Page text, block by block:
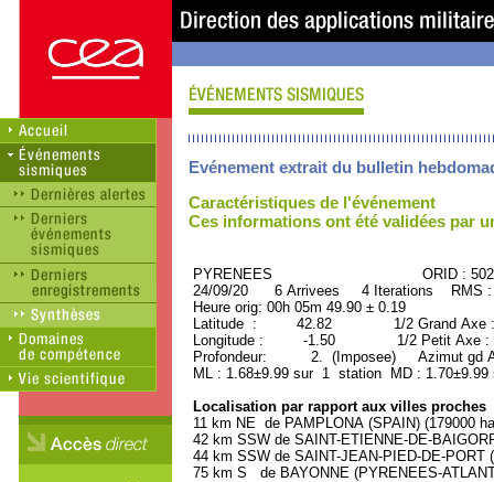
Evénement extrait du bulletin
Caractéristiques de l'événement
Ces informations ont été validées par
PYRENEES ORID :
24/09/20 6 Arrivees 4 Iterations RMS
Heure orig: 00h 05m 49.90 ± 0.19
Latitude : 42.82 1/2 Grand Axe
Longitude : -1.50 1/2 Petit Axe :
Profondeur: 2. (Imposee) Azimut gd
ML : 1.68±9.99 sur 1 station MD :
Localisation par rapport aux villes proches
11 km NE de PAMPLONA (SPAIN) (179000
42 km SSW de SAINT-ETIENNE-DE-
44 km SSW de SAINT-JEAN-PIED-DE-PORT
75 km S de BAYONNE (PYRENEES-